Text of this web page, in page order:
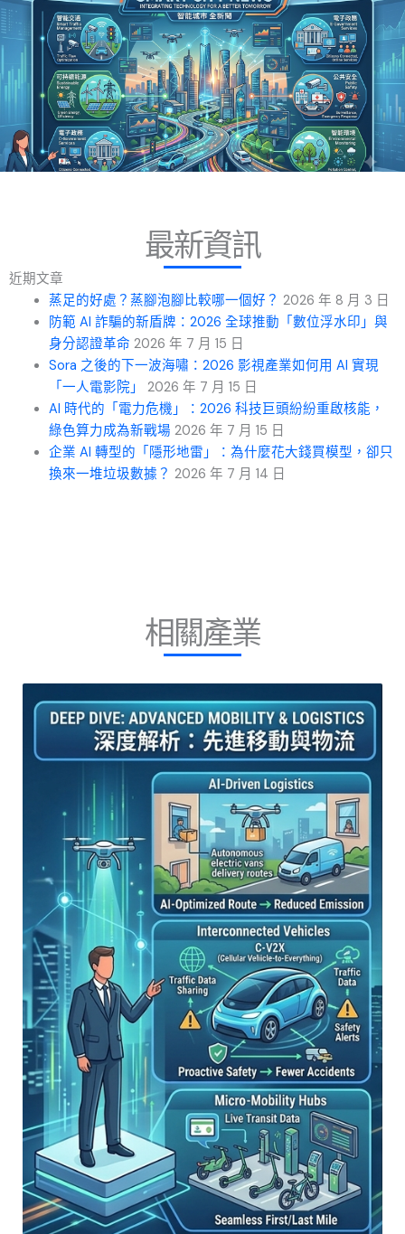
跳
至
要
內
最新資訊
近期文章
蒸足的好處？蒸腳泡腳比較哪一個好？ 2026 年 8 月 3 日
防範 AI 詐騙的新盾牌：2026 全球推動「數位浮水印」與
身分認證革命 2026 年 7 月 15 日
Sora 之後的下一波海嘯：2026 影視產業如何用 AI 實現
「一人電影院」
2026 年 7 月 15 日
AI 時代的「電力危機」：2026 科技巨頭紛紛重啟核能，
綠色算力成為新戰場 2026 年 7 月 15 日
企業 AI 轉型的「隱形地雷」：為什麼花大錢買模型，卻只
換來一堆垃圾數據？ 2026 年 7 月 14 日
相關產業